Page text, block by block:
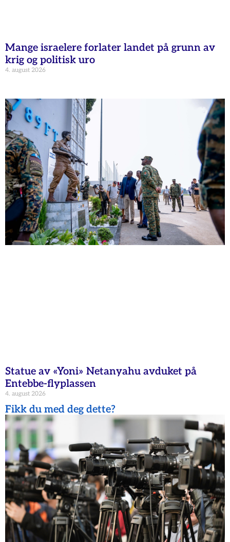
Mange israelere forlater landet på grunn av
krig og politisk uro
4. august 2026
Statue av «Yoni» Netanyahu avduket på
Entebbe-flyplassen
4. august 2026
Fikk du med deg dette?